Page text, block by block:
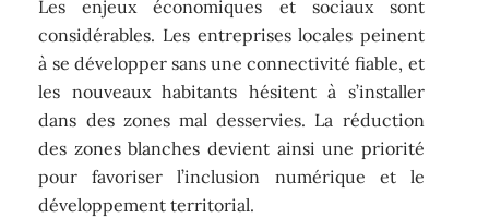
Les enjeux économiques et sociaux sont
considérables. Les entreprises locales peinent
à se développer sans une connectivité fiable, et
les nouveaux habitants hésitent à s’installer
dans des zones mal desservies. La réduction
des zones blanches devient ainsi une priorité
pour favoriser l’inclusion numérique et le
développement territorial.